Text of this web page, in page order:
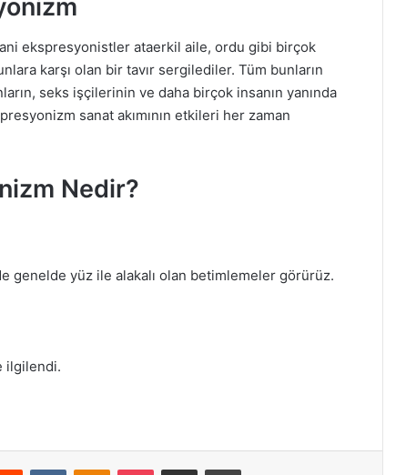
ekspresyonistler ataerkil aile, ordu gibi birçok
karşı olan bir tavır sergilediler. Tüm bunların
seks işçilerinin ve daha birçok insanın yanında
sanat akımının etkileri her zaman
Nedir?
genelde yüz ile alakalı olan betimlemeler görürüz.
ilgilendi.